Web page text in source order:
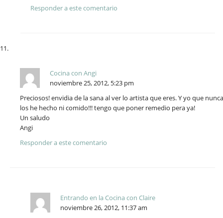
Responder a este comentario
Cocina con Angi
noviembre 25, 2012, 5:23 pm
Preciosos! envidia de la sana al ver lo artista que eres. Y yo que nunca
los he hecho ni comido!!! tengo que poner remedio pera ya!
Un saludo
Angi
Responder a este comentario
Entrando en la Cocina con Claire
noviembre 26, 2012, 11:37 am